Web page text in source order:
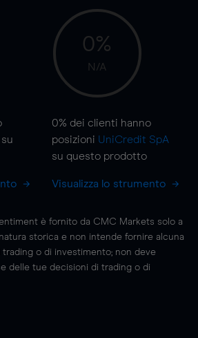
su
0%
N/A
0% dei clienti hanno
posizioni UniCredit SpA
su questo prodotto
Visualizza lo strumento
è fornito da CMC Markets solo a
storica e non intende fornire alcuna
o di investimento; non deve
delle tue decisioni di trading o di